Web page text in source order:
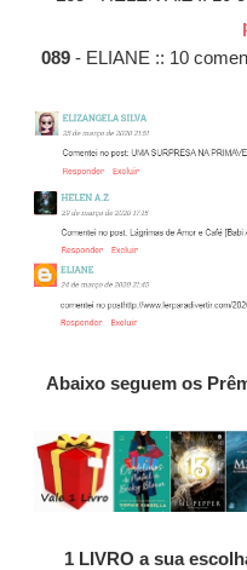
089 - ELIANE :: 10
Abaixo seguem os
1 LIVRO a sua